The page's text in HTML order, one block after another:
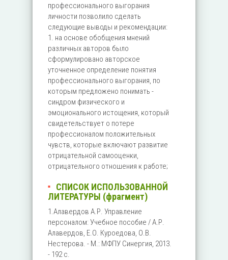
профессионального выгорания
личности позволило сделать
следующие выводы и рекомендации:
1. на основе обобщения мнений
различных авторов было
сформулировано авторское
уточненное определение понятия
профессионального выгорания, по
которым предложено понимать -
синдром физического и
эмоционального истощения, который
свидетельствует о потере
профессионалом положительных
чувств, которые включают развитие
отрицательной самооценки,
отрицательного отношения к работе;
СПИСОК ИСПОЛЬЗОВАННОЙ
ЛИТЕРАТУРЫ (фрагмент)
1.Алавердов А.Р. Управление
персоналом: Учебное пособие / А.Р.
Алавердов, Е.О. Куроедова, О.В.
Нестерова. - М.: МФПУ Синергия, 2013.
- 192 c.